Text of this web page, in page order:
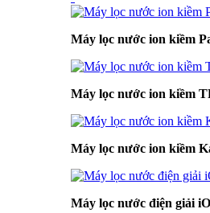
Máy lọc nước ion kiềm
Máy lọc nước ion kiềm
Máy lọc nước ion kiềm
Máy lọc nước điện giải